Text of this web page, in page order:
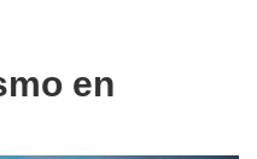
en